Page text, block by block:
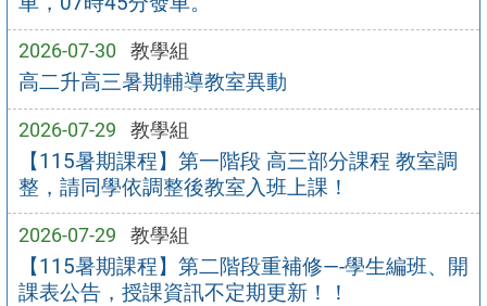
2026-07-30 教學組
高二升高三暑期輔導教室異動
2026-07-29 教學組
【115暑期課程】第一階段 高三部分課程 教室調
整，請同學依調整後教室入班上課！
2026-07-29 教學組
【115暑期課程】第二階段重補修—-學生編班、開
課表公告，授課資訊不定期更新！！